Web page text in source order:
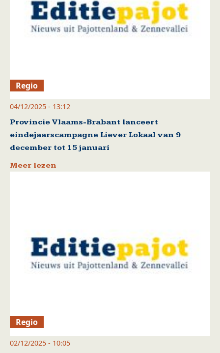
Regio
04/12/2025 - 13:12
Provincie Vlaams-Brabant lanceert
eindejaarscampagne Liever Lokaal van 9
december tot 15 januari
Meer lezen
Regio
02/12/2025 - 10:05